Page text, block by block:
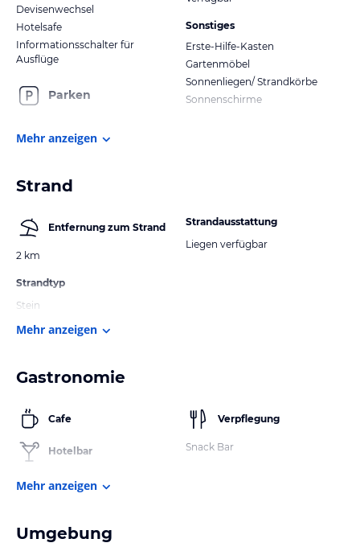
Devisenwechsel
Hotelsafe
Informationsschalter für
Ausflüge
Parken
Sonstiges
Erste-Hilfe-Kasten
Gartenmöbel
Sonnenliegen/ Strandkörbe
Sonnenschirme
Mehr anzeigen
Strand
Entfernung zum Strand
2 km
Strandtyp
Stein
Strandausstattung
Liegen verfügbar
Mehr anzeigen
Gastronomie
Cafe
Hotelbar
Verpflegung
Snack Bar
Mehr anzeigen
Umgebung